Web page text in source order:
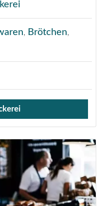
, Brötchen,